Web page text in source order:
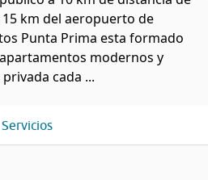
km del aeropuerto de
Punta Prima esta formado
modernos y
cada ...
Servicios